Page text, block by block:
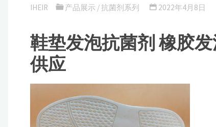
IHEIR 产品展示 /抗菌剂系列 2022年4月8日
鞋垫发泡抗菌剂 橡胶
供应